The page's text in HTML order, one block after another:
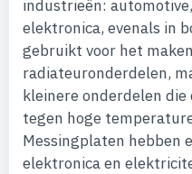
industrieën:
elektronica, evenals in
gebruikt voor het
radiateuronderdelen,
kleinere onderdelen
tegen hoge
Messingplaten hebben
elektronica en